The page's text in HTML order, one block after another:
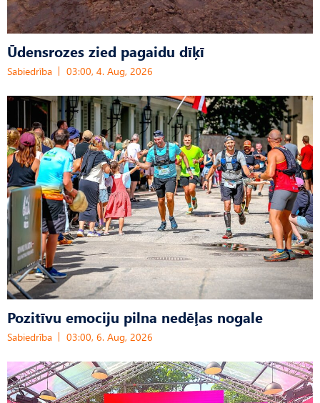
Ūdensrozes zied pagaidu dīķī
Sabiedrība 03:00, 4. Aug, 2026
Pozitīvu emociju pilna nedēļas nogale
Sabiedrība 03:00, 6. Aug, 2026